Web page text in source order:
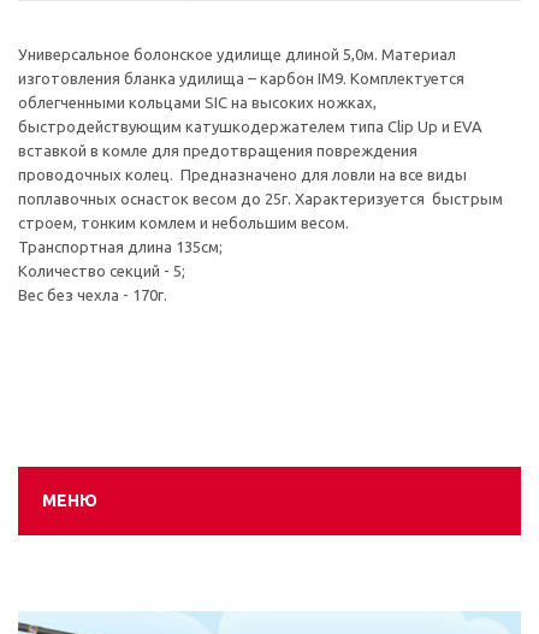
Универсальное болонское удилище длиной 5,0м. Материал
изготовления бланка удилища – карбон IM9. Комплектуется
облегченными кольцами SIC на высоких ножках,
быстродействующим катушкодержателем типа Clip Up и EVA
вставкой в комле для предотвращения повреждения
проводочных колец. Предназначено для ловли на все виды
поплавочных оснасток весом до 25г. Характеризуется быстрым
строем, тонким комлем и небольшим весом.
Транспортная длина 135см;
Количество секций - 5;
Вес без чехла - 170г.
МЕНЮ